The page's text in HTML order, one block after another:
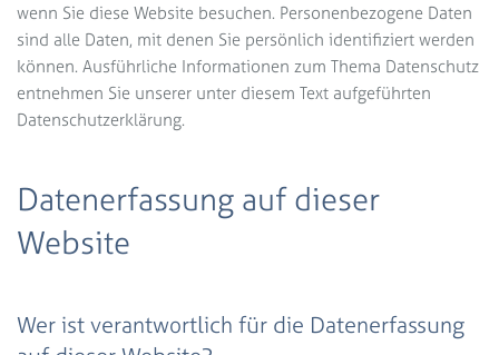
wenn Sie diese Website besuchen. Personenbezogene Daten
sind alle Daten, mit denen Sie persönlich identifiziert werden
können. Ausführliche Informationen zum Thema Datenschutz
entnehmen Sie unserer unter diesem Text aufgeführten
Datenschutzerklärung.
Datenerfassung auf dieser
Website
Wer ist verantwortlich für die Datenerfassung